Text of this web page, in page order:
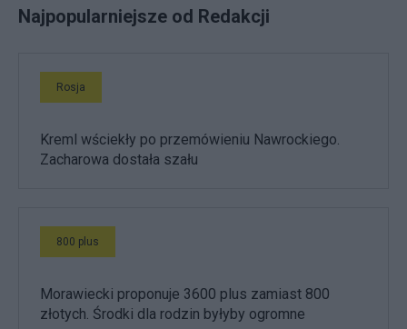
Najpopularniejsze od Redakcji
Rosja
Kreml wściekły po przemówieniu Nawrockiego.
Zacharowa dostała szału
800 plus
Morawiecki proponuje 3600 plus zamiast 800
złotych. Środki dla rodzin byłyby ogromne